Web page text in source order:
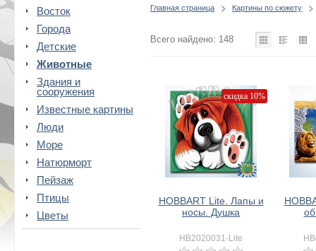
Восток
Города
Детские
Животные
Здания и
сооружения
Известные картины
Люди
Море
Натюрморт
Пейзаж
Птицы
Цветы
Главная страница Картины по сюжету
Всего найдено: 148
скидка 10%
HOBBART Lite. Лапы и
носы. Душка
HB2020031-Lite